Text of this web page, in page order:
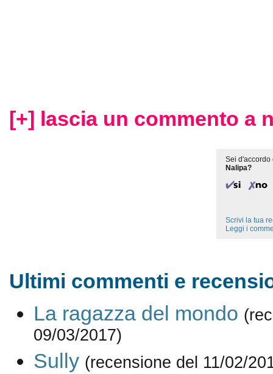
[+] lascia un commento a
Sei d'accordo
Nalipa?
Scrivi la tua
Leggi i
Ultimi commenti e
La ragazza del mondo
09/03/2017)
Sully (recensione del 11/02/